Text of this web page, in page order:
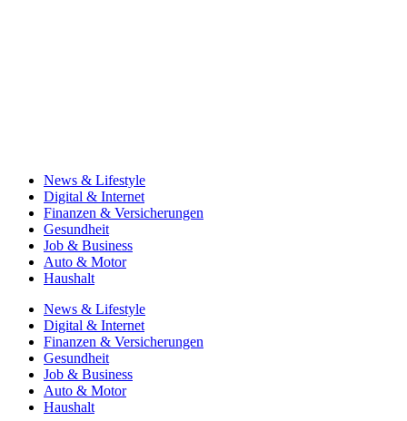
News & Lifestyle
Digital & Internet
Finanzen & Versicherungen
Gesundheit
Job & Business
Auto & Motor
Haushalt
News & Lifestyle
Digital & Internet
Finanzen & Versicherungen
Gesundheit
Job & Business
Auto & Motor
Haushalt